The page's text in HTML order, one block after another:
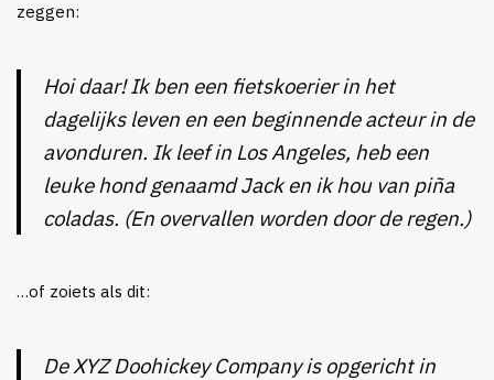
zeggen:
Hoi daar! Ik ben een fietskoerier in het
dagelijks leven en een beginnende acteur in de
avonduren. Ik leef in Los Angeles, heb een
leuke hond genaamd Jack en ik hou van piña
coladas. (En overvallen worden door de regen.)
…of zoiets als dit:
De XYZ Doohickey Company is opgericht in